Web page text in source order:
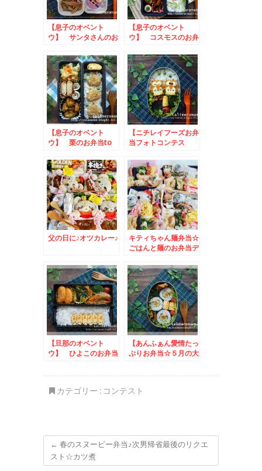
【息子のオベント
ウ】 サンタさんのお
節ご飯決定戦！
【息子のオベント
ウ】 コスモスのお弁
グランプリ
【息子のオベント
ウ】 栗のお弁当to
入賞させていただきま
した！
【ニチレイフーズお弁
当フォトコンテス
当とこいのぼりのお弁
当
父の日に♪オツカレー♪
キティちゃん麺弁当☆
ごはんと麺のお弁当デ
ぴ大福♪
【旦那のオベント
ウ】 ひよこのお弁当
【あんふぁん愛情たっ
ぷりお弁当☆５月の大
カテゴリー : コンテスト
← 春のスヌーピー弁当♪次男帰省最後のリクエ
スト☆カツ煮